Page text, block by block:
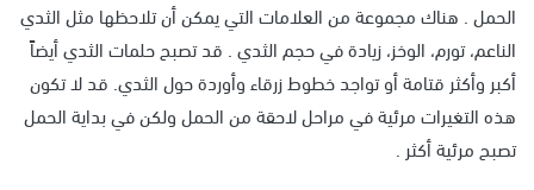
الحمل . هناك مجموعة من العلامات التي يمكن أن تلاحظها مثل الثدي
الناعم، تورم، الوخز، زيادة في حجم الثدي . قد تصبح حلمات الثدي أيضاً
أكبر وأكثر قتامة أو تواجد خطوط زرقاء وأوردة حول الثدي. قد لا تكون
هذه التغيرات مرئية في مراحل لاحقة من الحمل ولكن في بداية الحمل
تصبح مرئية أكثر .